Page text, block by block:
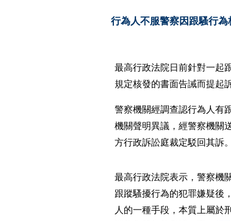
行為人不服警察因跟騷行
最高行政法院日前針對一起
規定核發的書面告誡而提起
警察機關經調查認行為人有
機關聲明異議，經警察機關
方行政訴訟庭裁定駁回其訴
最高行政法院表示，警察機
跟蹤騷擾行為的犯罪嫌疑後
人的一種手段，本質上屬於